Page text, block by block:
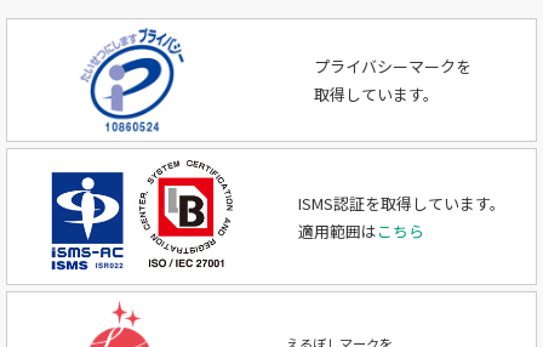
プライバシーマークを
取得しています。
ISMS認証を取得しています。
適用範囲はこちら